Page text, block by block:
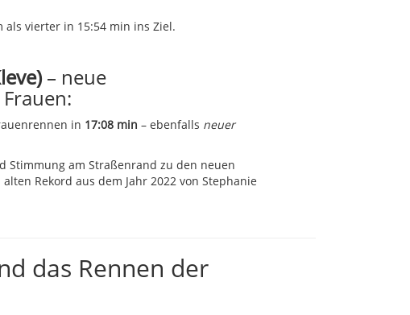
als vierter in 15:54 min ins Ziel.
– neue
in 17:08 min – ebenfalls neuer
Stimmung am Straßenrand zu den neuen
Rekord aus dem Jahr 2022 von Stephanie
das Rennen der